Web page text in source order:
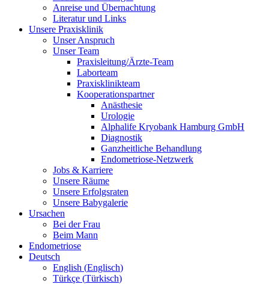
Anreise und Übernachtung
Literatur und Links
Unsere Praxisklinik
Unser Anspruch
Unser Team
Praxisleitung/Ärzte-Team
Laborteam
Praxisklinikteam
Kooperationspartner
Anästhesie
Urologie
Alphalife Kryobank Hamburg GmbH
Diagnostik
Ganzheitliche Behandlung
Endometriose-Netzwerk
Jobs & Karriere
Unsere Räume
Unsere Erfolgsraten
Unsere Babygalerie
Ursachen
Bei der Frau
Beim Mann
Endometriose
Deutsch
English (Englisch)
Türkçe (Türkisch)